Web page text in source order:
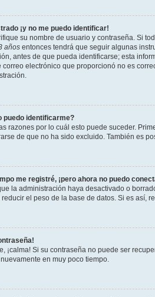
¡y no me puedo identificar!
su nombre de usuario y contraseña. Si
años entonces tendrá que seguir algunas
antes de que pueda identificarse; esta
correo electrónico que proporcionó no es
puedo identificarme?
razones por lo cuál esto puede suceder.
de que no ha sido excluido. También es
me registré, ¡pero ahora no puedo
la administración haya desactivado o
el peso de la base de datos. Si es así,
¡calma! Si su contraseña no puede ser
en muy poco tiempo.